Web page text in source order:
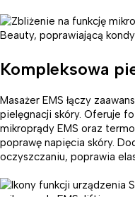
Kompleksowa
Masażer EMS łączy
pielęgnacji skóry. Oferuje
mikroprądy EMS oraz
poprawę napięcia skóry.
oczyszczaniu, poprawia